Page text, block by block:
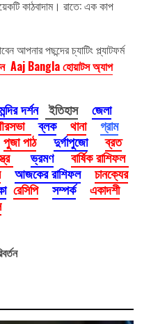
কাঠবাদাম। রাতে: এক কাপ
পছন্দের চ্যাটিং প্ল্যাটফর্ম
Aaj Bangla হোয়াটস অ্যাপ
মন্দির দর্শন ইতিহাস
জেলা
ব্লক থানা
গ্রাম
পুজা পাঠ দুর্গাপুজো
ব্রত
ভ্রমণ
বার্ষিক রাশিফল
আজকের রাশিফল
চানক্যের
রেসিপি সম্পর্ক
একাদশী